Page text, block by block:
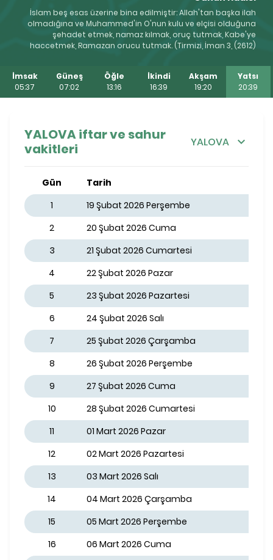
İslam beş esas üzerine bina edilmiştir: Allah'tan başka ilah
olmadığına ve Muhammed'in O'nun kulu ve elçisi olduğuna
şehadet etmek, namaz kılmak, oruç tutmak, Kabe'ye
haccetmek, Ramazan orucu tutmak. (Tirmizi, İman 3, (2612)
İmsak
05:37
Güneş
07:02
Öğle
13:16
İkindi
16:39
Akşam
19:20
Yatsı
20:39
YALOVA iftar ve sahur
vakitleri
YALOVA
Gün Tarih
1
19 Şubat 2026 Perşembe
2
20 Şubat 2026 Cuma
3
21 Şubat 2026 Cumartesi
4
22 Şubat 2026 Pazar
5
23 Şubat 2026 Pazartesi
6
24 Şubat 2026 Salı
7
25 Şubat 2026 Çarşamba
8
26 Şubat 2026 Perşembe
9
27 Şubat 2026 Cuma
10
28 Şubat 2026 Cumartesi
11
01 Mart 2026 Pazar
12
02 Mart 2026 Pazartesi
13
03 Mart 2026 Salı
14
04 Mart 2026 Çarşamba
15
05 Mart 2026 Perşembe
16
06 Mart 2026 Cuma